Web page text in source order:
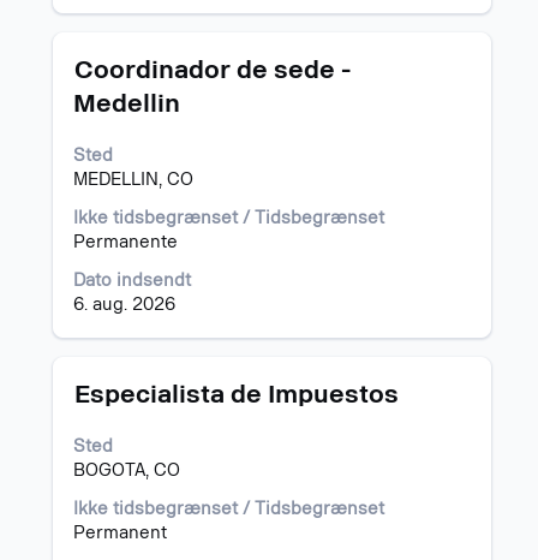
joboplysningerne.
Stilling
Coordinador de sede -
Medellin
Sted
MEDELLIN, CO
Ikke tidsbegrænset / Tidsbegrænset
Permanente
Dato indsendt
6. aug. 2026
Vælg
mellemrumstasten
at
se
det
fulde
af
joboplysningerne.
Stilling
Especialista de Impuestos
Sted
BOGOTA, CO
Ikke tidsbegrænset / Tidsbegrænset
Permanent
Vælg
med
mellemrumstasten
for
se
det